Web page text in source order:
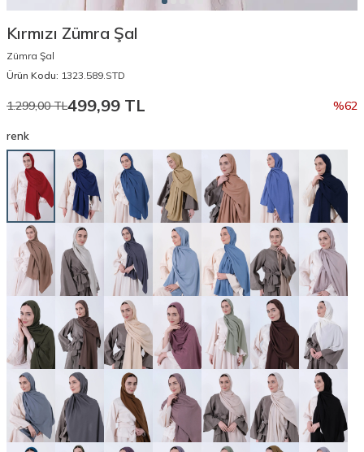
Kırmızı Zümra Şal
Zümra Şal
Ürün Kodu: 1323.589.STD
1.299,00TL499,99 TL %62
renk